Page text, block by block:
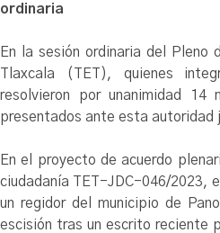
ordinaria
En la sesión ordinaria del Pleno
Tlaxcala (TET), quienes
resolvieron por unanimidad 14
presentados ante esta autoridad
En el proyecto de acuerdo
ciudadanía TET-JDC-046/2023,
un regidor del municipio de
escisión tras un escrito reciente